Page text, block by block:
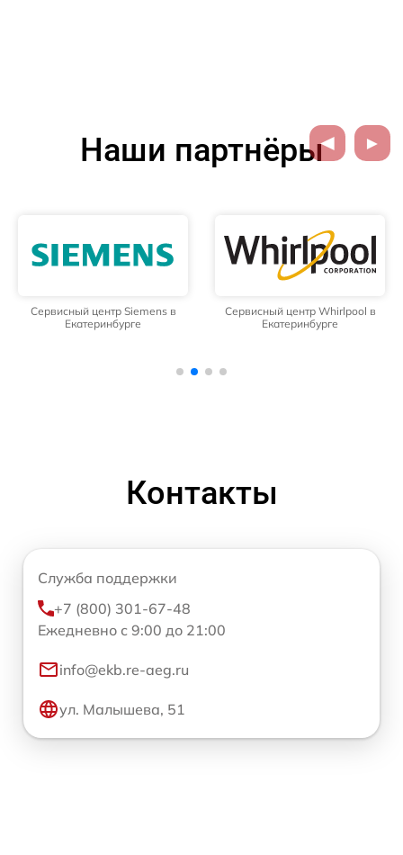
Наши партнёры
Сервисный центр Siemens в
Екатеринбурге
Сервисный центр Whirlpool в
Екатеринбурге
Контакты
Служба поддержки
+7 (800) 301-67-48
Ежедневно с 9:00 до 21:00
info@ekb.re-aeg.ru
ул. Малышева, 51